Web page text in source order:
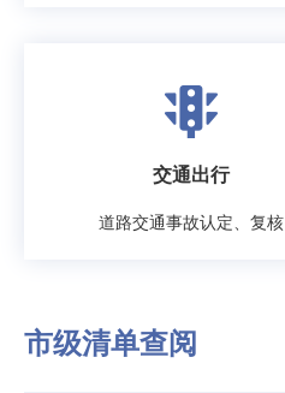
交通出行
道路交通事故认定、复核
市级清单查阅